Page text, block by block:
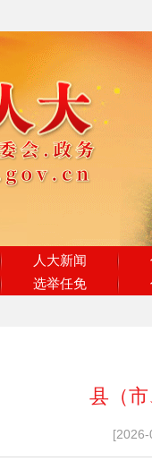
人大新闻
选举任免
县（